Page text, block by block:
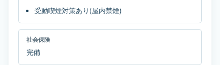
受動喫煙対策あり(屋内禁煙)
社会保険
完備